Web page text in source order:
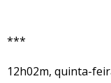
***
12h02m, quinta-